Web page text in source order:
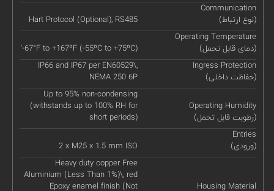
Communication
(نوع ارتباط)
Hart Protocol (Optional), RS485
Operating Temperature
(دمای قابل تحمل)
'-67°F to +167ºF (-55ºC to +75ºC)
Ingress Protection
(حفاظت داخلی)
IP66 and IP67 per EN60529\,
NEMA 250 6P
Operating Humidity
(رطوبت قابل تحمل)
Up to 95% non-condensing
(withstands up to 100% RH for
short periods)
Entries
(ورودی)
2 x M25 x 1.5 mm ISO
Housing Material
Heavy duty copper Free
Aluminium (Less Than 1%)\, red
Epoxy enamel finish (Not